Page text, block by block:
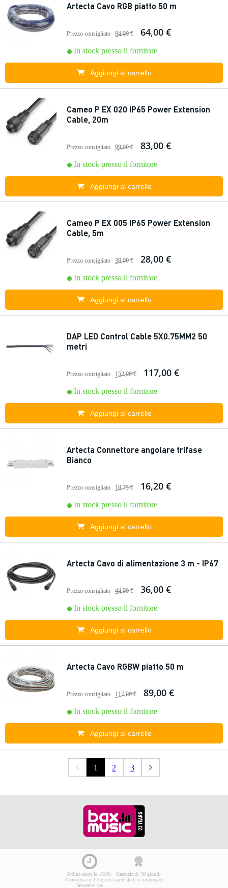
Artecta Cavo RGB piatto 50 m
Prezzo consigliato 84,00 € 64,00 €
In stock presso il fornitore
Aggiungi al carrello
Cameo P EX 020 IP65 Power Extension
Cable, 20m
Prezzo consigliato 99,00 € 83,00 €
In stock presso il fornitore
Aggiungi al carrello
Cameo P EX 005 IP65 Power Extension
Cable, 5m
Prezzo consigliato 38,00 € 28,00 €
In stock presso il fornitore
Aggiungi al carrello
DAP LED Control Cable 5X0.75MM2 50
metri
Prezzo consigliato 152,00 € 117,00 €
In stock presso il fornitore
Aggiungi al carrello
Artecta Connettore angolare trifase
Bianco
Prezzo consigliato 18,75 € 16,20 €
In stock presso il fornitore
Aggiungi al carrello
Artecta Cavo di alimentazione 3 m - IP67
Prezzo consigliato 44,00 € 36,00 €
In stock presso il fornitore
Aggiungi al carrello
Artecta Cavo RGBW piatto 50 m
Prezzo consigliato 117,00 € 89,00 €
In stock presso il fornitore
Aggiungi al carrello
1 2 3
Ordina entro le 16:00:
Consegna in 2-3 giorni
lavorativi (se
Garanzia di 30 giorni,
soddisfatti o rimborsati